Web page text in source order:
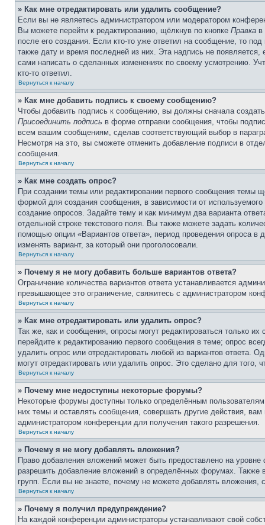
» Как мне отредактировать или удалить сообщение?
Если вы не являетесь администратором или модератором
Вы можете перейти к редактированию, щёлкнув по кнопке Правка в
после его создания. Если кто-то уже ответил на сообщение, то
также дату и время последней из них. Эта надпись не
сами написать о сделанных изменениях по своему усмотрению.
кто-то ответил.
Вернуться к началу
» Как мне добавить подпись к своему сообщению?
Чтобы добавить подпись к сообщению, вы должны сначала
Присоединить подпись в форме отправки сообщения, чтобы
всем вашим сообщениям, сделав соответствующий выбор в
Несмотря на это, вы сможете отменить добавление подписи в
сообщения.
Вернуться к началу
» Как мне создать опрос?
При создании темы или редактировании первого сообщения темы
формой для создания сообщения, в зависимости от
создание опросов. Задайте тему и как минимум два варианта
отдельной строке текстового поля. Вы также можете задать
помощью опции «Вариантов ответа», период проведения опроса в
изменять вариант, за который они проголосовали.
Вернуться к началу
» Почему я не могу добавить больше вариантов ответа?
Ограничение количества вариантов ответа устанавливается
превышающее это ограничение, свяжитесь с администратором
Вернуться к началу
» Как мне отредактировать или удалить опрос?
Так же, как и сообщения, опросы могут редактироваться только
перейдите к редактированию первого сообщения в теме; опрос
удалить опрос или отредактировать любой из вариантов ответа.
могут отредактировать или удалить опрос. Это сделано для
Вернуться к началу
» Почему мне недоступны некоторые форумы?
Некоторые форумы доступны только определённым
них темы и оставлять сообщения, совершать другие действия,
администратором конференции для получения такого разрешения.
Вернуться к началу
» Почему я не могу добавлять вложения?
Право добавления вложений может быть предоставлено на
разрешить добавление вложений в определённых форумах.
групп. Если вы не знаете, почему не можете добавлять вложения,
Вернуться к началу
» Почему я получил предупреждение?
На каждой конференции администраторы устанавливают свой